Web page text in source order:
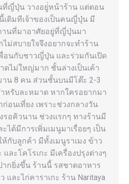
ที่ญี่ปุ่น วางอยู่่หน้าร้าน แต่ตอน
เดิมทีเจ้าของเป็นคนญี่ปุ่น มี
านที่มาอาศัยอยู่ที่ญี่ปุ่นมา
ไม่สบายใจจึงอยากจะทำร้าน
อนกับชาวญี่ปุ่น และร่วมกันเปิด
ดไม่ใหญ่มาก ชั้นล่างเป็นเค้า
าน 8 คน ส่วนชั้นบนมีโต๊ะ 2-3
หรับละหมาด หากใครอยากมา
อนเที่ยง เพราะช่วงกลางวัน
อคิวนาน ช่วงแรกๆ ทางร้านมี
ะได้มีการเพิ่มเมนูมาเรื่อยๆ เป็น
กับลูกค้า มีทั้งเมนูราเมง ข้าว
และโคโรเกะ มีเครื่องปรุงต่างๆ
กยิ่งขึ้น ร้านนี้ รสชาตอาหาร
และไก่คาราเกะ ร้าน Naritaya